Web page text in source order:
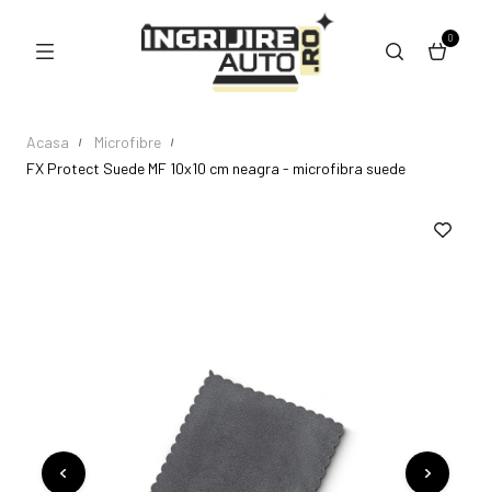
0
Acasa
Microfibre
FX Protect Suede MF 10x10 cm neagra - microfibra suede